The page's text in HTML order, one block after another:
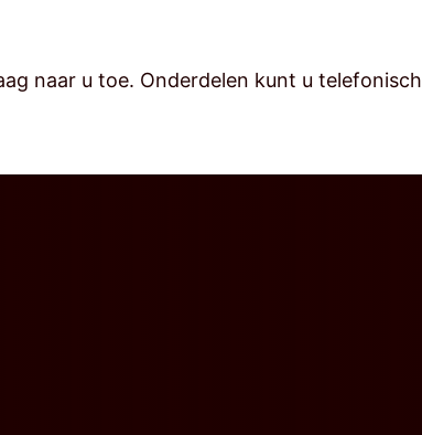
naar u toe. Onderdelen kunt u